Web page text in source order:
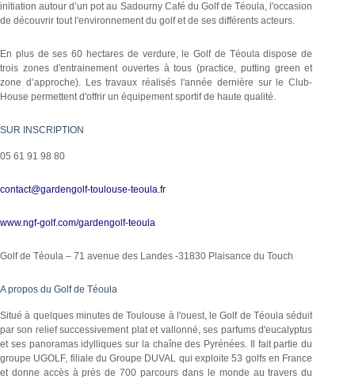
initiation autour d’un pot au Sadourny Café du Golf de Téoula, l'occasion
de découvrir tout l'environnement du golf et de ses différents acteurs.
En plus de ses 60 hectares de verdure, le Golf de Téoula dispose de
trois zones d'entrainement ouvertes à tous (practice, putting green et
zone d’approche). Les travaux réalisés l'année dernière sur le Club-
House permettent d'offrir un équipement sportif de haute qualité.
SUR INSCRIPTION
05 61 91 98 80
contact@gardengolf-toulouse-teoula.fr
www.ngf-golf.com/gardengolf-teoula
Golf de Téoula – 71 avenue des Landes -31830 Plaisance du Touch
A propos du Golf de Téoula
Situé à quelques minutes de Toulouse à l'ouest, le Golf de Téoula séduit
par son relief successivement plat et vallonné, ses parfums d'eucalyptus
et ses panoramas idylliques sur la chaîne des Pyrénées. Il fait partie du
groupe UGOLF, filiale du Groupe DUVAL qui exploite 53 golfs en France
et donne accès à près de 700 parcours dans le monde au travers du